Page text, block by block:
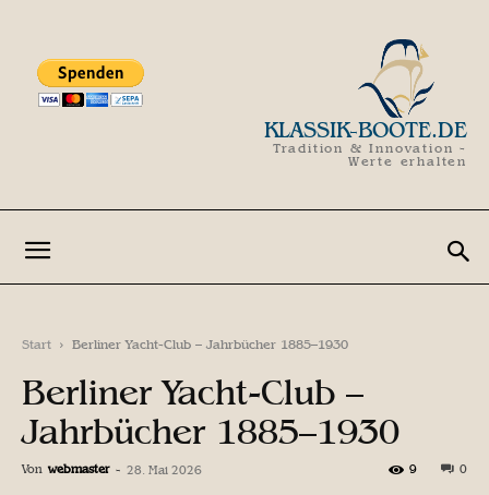
KLASSIK-BOOTE.DE
Tradition & Innovation -
Werte erhalten
Start Berliner Yacht-Club – Jahrbücher 1885–1930
Berliner Yacht-Club –
Jahrbücher 1885–1930
Von webmaster - 28. Mai 2026 0
9